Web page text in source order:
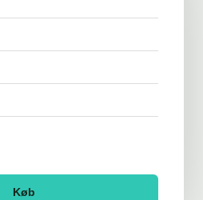
Køb